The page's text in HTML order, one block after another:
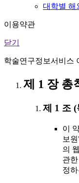
대학별 해
이용약관
닫기
학술연구정보서비스
제 1 장 총
제 1 조 (
이
보
의
관
정